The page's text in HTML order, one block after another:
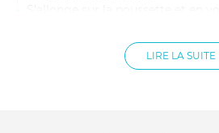
niveau des épaules
Capote en tissu déperlant et anti-
LIRE LA SUITE